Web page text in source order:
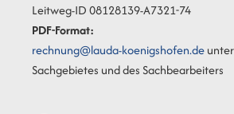
Leitweg-ID 08128139-A7321-74
PDF-Format:
rechnung@lauda-koenigshofen.de
Sachgebietes und des Sachbearbeiters